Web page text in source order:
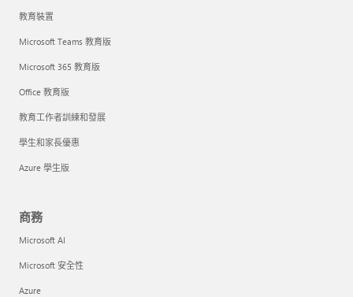
教育裝置
Microsoft Teams 教育版
Microsoft 365 教育版
Office 教育版
教育工作者訓練和發展
學生和家長優惠
Azure 學生版
商務
Microsoft AI
Microsoft 安全性
Azure